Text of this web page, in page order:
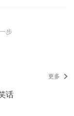
步
更多
话